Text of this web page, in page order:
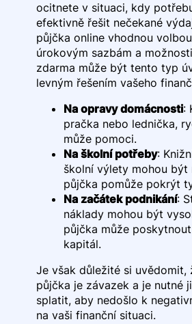
ocitnete v situaci, kdy
efektivně řešit nečekané
půjčka online vhodnou
úrokovým sazbám a
zdarma může být tento typ
levným řešením vašeho
Na opravy domácnosti:
pračka nebo lednička,
může pomoci.
Na školní potřeby:
školní výlety mohou být
půjčka pomůže pokrýt
Na začátek podnikání:
náklady mohou být
půjčka může
kapitál.
Je však důležité si uvědomit,
půjčka je závazek a je nutné
splatit, aby nedošlo k
na vaši finanční situaci.